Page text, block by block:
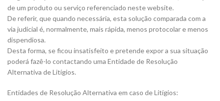
de um produto ou serviço referenciado neste website.
De referir, que quando necessária, esta solução comparada com a
via judicial é, normalmente, mais rápida, menos protocolar e menos
dispendiosa.
Desta forma, se ficou insatisfeito e pretende expor a sua situação
poderá fazê-lo contactando uma Entidade de Resolução
Alternativa de Litígios.
Entidades de Resolução Alternativa em caso de Litígios: